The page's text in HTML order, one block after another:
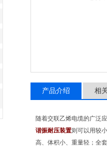
产品介绍 相
随着交联乙烯电缆的广泛
谐振耐压装置则可以用较
高、体积小、重量轻；全